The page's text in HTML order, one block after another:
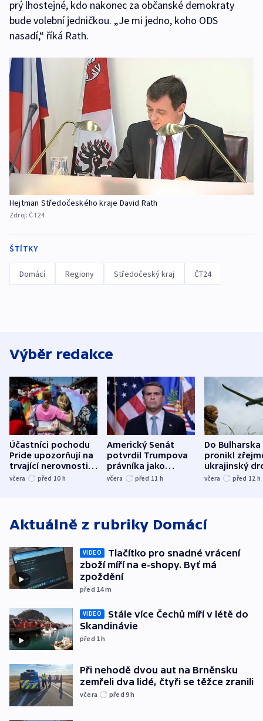
prý lhostejné, kdo nakonec za občanské demokraty
bude volební jedničkou. „Je mi jedno, koho ODS
nasadí,“ říká Rath.
Hejtman Středočeského kraje David Rath
Zdroj: ČT24
ŠTÍTKY
Domácí Regiony Středočeský kraj ČT24
Výběr redakce
Účastníci pochodu
Pride upozorňují na
trvající nerovnosti i
společenskou
včera před 10 h
Americký Senát
potvrdil Trumpova
právníka jako
ministra
včera před 11 h
Do Bulharska
pronikl
ukrajinský
explodoval
včera před 12 h
Aktuálně z rubriky Domácí
VIDEO
Tlačítko pro snadné vrácení
zboží míří na e-shopy. Byť má
zpoždění
před 14m
VIDEO
Stále více Čechů míří v létě do
Skandinávie
před 1h
Při nehodě dvou aut na Brněnsku
zemřeli dva lidé, čtyři se těžce zranili
včera před 9h